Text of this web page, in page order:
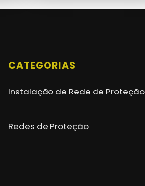
CATEGORIAS
Instalação de Rede de Proteção
Redes de Proteção